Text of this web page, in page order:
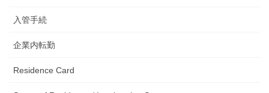
入管手続
企業内転勤
Residence Card